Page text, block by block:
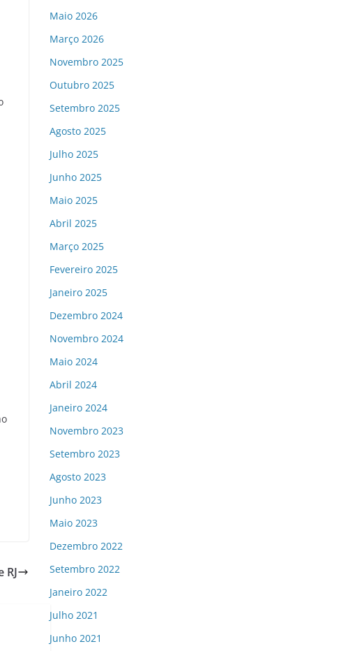
RJ
Maio 2026
Março 2026
Novembro 2025
Outubro 2025
Setembro 2025
Agosto 2025
Julho 2025
Junho 2025
Maio 2025
Abril 2025
Março 2025
Fevereiro 2025
Janeiro 2025
Dezembro 2024
Novembro 2024
Maio 2024
Abril 2024
Janeiro 2024
Novembro 2023
Setembro 2023
Agosto 2023
Junho 2023
Maio 2023
Dezembro 2022
Setembro 2022
Janeiro 2022
Julho 2021
Junho 2021